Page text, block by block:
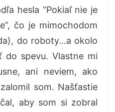
hesla “Pokiaľ nie je
čo je mimochodom
do roboty…a okolo
spevu. Vlastne mi
ani neviem, ako
som. Našťastie
aby som si zobral